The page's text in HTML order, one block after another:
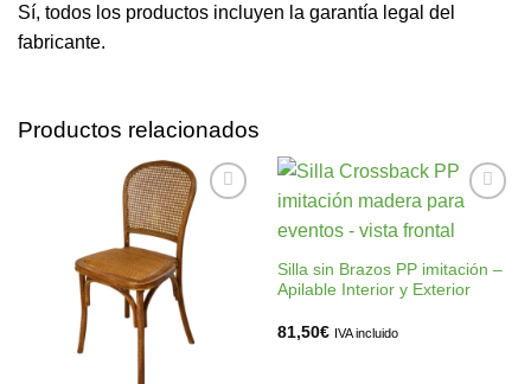
Sí, todos los productos incluyen la garantía legal del
fabricante.
Productos relacionados
deseos
Silla sin Brazos PP imitación –
Apilable Interior y Exterior
81,50€ IVA incluido